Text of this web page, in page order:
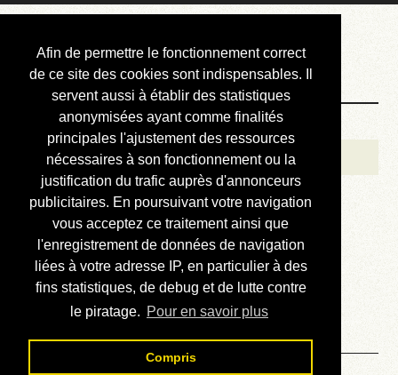
Afin de permettre le fonctionnement correct
de ce site des cookies sont indispensables. Il
servent aussi à établir des statistiques
anonymisées ayant comme finalités
principales l'ajustement des ressources
nécessaires à son fonctionnement ou la
justification du trafic auprès d'annonceurs
publicitaires. En poursuivant votre navigation
vous acceptez ce traitement ainsi que
l'enregistrement de données de navigation
liées à votre adresse IP, en particulier à des
fins statistiques, de debug et de lutte contre
le piratage. Pour en savoir plus
Compris
Courbis, « LE »
Blog Officiel
Bienvenue
Réalisations
Divers (et d’été)
Annonces
Liens externes
Téléchargement
Contact